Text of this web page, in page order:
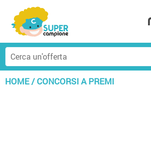
HOME/CONCORSI A PREMI